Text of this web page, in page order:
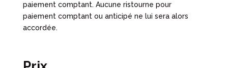
paiement comptant. Aucune ristourne pour
paiement comptant ou anticipé ne lui sera alors
accordée.